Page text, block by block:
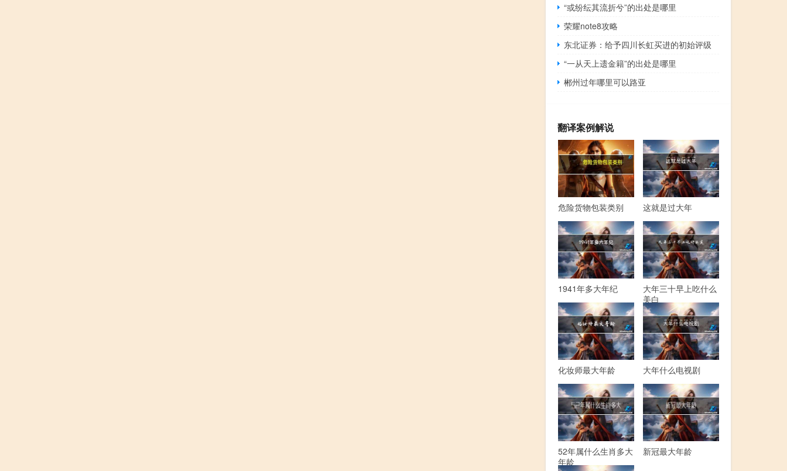
“或纷纭其流折兮”的出处是哪里
荣耀note8攻略
东北证券：给予四川长虹买进的初始评级
“一从天上遗金籍”的出处是哪里
郴州过年哪里可以路亚
翻译案例解说
危险货物包装类别 这就是过大年
1941年多大年纪
大年三十早上吃什么
美白
化妆师最大年龄 大年什么电视剧
52年属什么生肖多大
年龄
新冠最大年龄